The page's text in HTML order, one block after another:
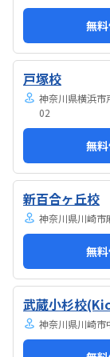
無
戸塚校
神奈川県横浜
02
無
新百合ヶ丘校
神奈川県川崎市
無
武蔵小杉校
神奈川県川崎市